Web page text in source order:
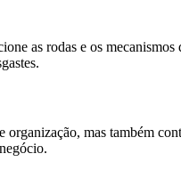
as rodas e os mecanismos
mas também